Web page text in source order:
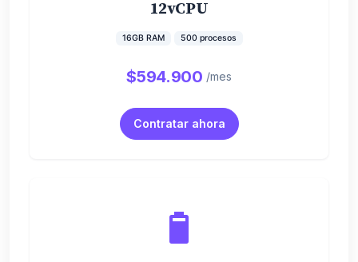
12vCPU
16GB RAM 500 procesos
$594.900 /mes
Contratar ahora